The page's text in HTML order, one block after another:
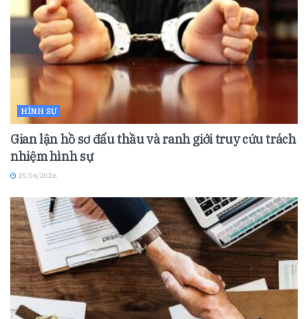
HÌNH SỰ
Gian lận hồ sơ đấu thầu và ranh giới truy cứu trách
nhiệm hình sự
15/06/2026